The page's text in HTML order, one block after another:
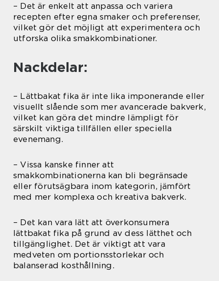
– Det är enkelt att anpassa och variera
recepten efter egna smaker och preferenser,
vilket gör det möjligt att experimentera och
utforska olika smakkombinationer.
Nackdelar:
– Lättbakat fika är inte lika imponerande eller
visuellt slående som mer avancerade bakverk,
vilket kan göra det mindre lämpligt för
särskilt viktiga tillfällen eller speciella
evenemang.
– Vissa kanske finner att
smakkombinationerna kan bli begränsade
eller förutsägbara inom kategorin, jämfört
med mer komplexa och kreativa bakverk.
– Det kan vara lätt att överkonsumera
lättbakat fika på grund av dess lätthet och
tillgänglighet. Det är viktigt att vara
medveten om portionsstorlekar och
balanserad kosthållning.